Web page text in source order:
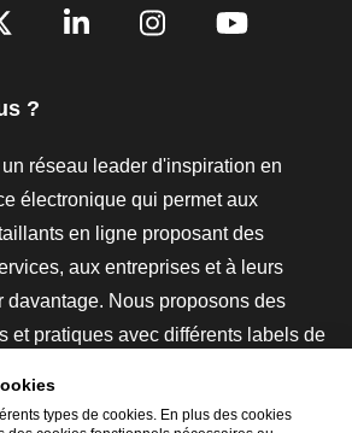
?
réseau leader d'inspiration en
électronique qui permet aux
en ligne proposant des
aux entreprises et à leurs
davantage. Nous proposons des
et pratiques avec différents labels de
types de cookies. En plus des cookies